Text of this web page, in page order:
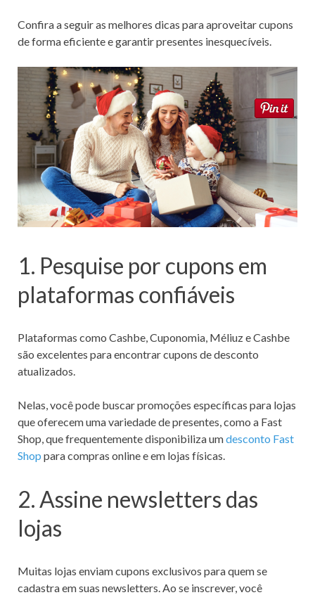
Confira a seguir as melhores dicas para aproveitar cupons
de forma eficiente e garantir presentes inesquecíveis.
1. Pesquise por cupons em
plataformas confiáveis
Plataformas como Cashbe, Cuponomia, Méliuz e Cashbe
são excelentes para encontrar cupons de desconto
atualizados.
Nelas, você pode buscar promoções específicas para lojas
que oferecem uma variedade de presentes, como a Fast
Shop, que frequentemente disponibiliza umdesconto Fast
Shop para compras online e em lojas físicas.
2. Assine newsletters das
lojas
Muitas lojas enviam cupons exclusivos para quem se
cadastra em suas newsletters. Ao se inscrever, você